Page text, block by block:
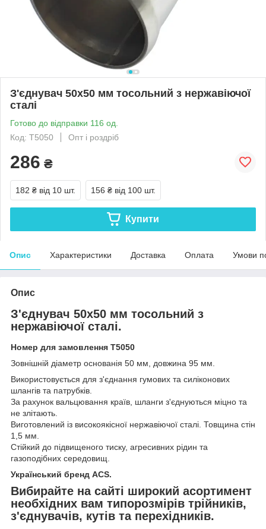
З'єднувач 50x50 мм тосольний з нержавіючої
сталі
Готово до відправки 116 од.
Код: Т5050
Опт і роздріб
286 ₴
182 ₴ від 10 шт. 156 ₴ від 100 шт.
Купити
Опис Характеристики Доставка Оплата Умови
Опис
З'єднувач 50x50 мм тосольний з
нержавіючої сталі.
Номер для замовлення Т5050
Зовнішній діаметр основанія 50 мм, довжина 95 мм.
Використовується для з'єднання гумових та силіконових
шлангів та патрубків.
За рахунок вальцювання країв, шланги з'єднуються міцно та
не злітають.
Виготовлений із високоякісної нержавіючої сталі. Товщина стін
1,5 мм.
Стійкий до підвищеного тиску, агресивних рідин та
газоподібних середовищ.
Український бренд ACS.
Вибирайте на сайті широкий асортимент
необхідних вам типорозмірів трійників,
з'єднувачів, кутів та перехідників.